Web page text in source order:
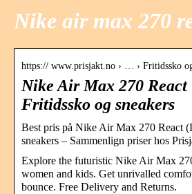
Nike air max 270
https:// www.prisjakt.no › … › Fritidssko
Nike Air Max 270 React
Fritidssko og sneakers
Best pris på Nike Air Max 270 React
sneakers – Sammenlign priser hos
Explore the futuristic Nike Air Max
women and kids. Get unrivalled
bounce. Free Delivery and Returns.